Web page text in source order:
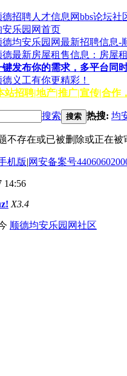
德招聘人才信息网bbs论坛社
安乐园网首页
德均安乐园网最新招聘信息-
德最新房屋租售信息：房屋
键发布你的需求，多平台同
德义工有你更精彩！
站招聘|地产|推广|宣传|合作
搜索 搜索 热搜: 均
不存在或已被删除或正在被
机版|网安备案号
14:56
X3.4
顺德均安乐园网社区